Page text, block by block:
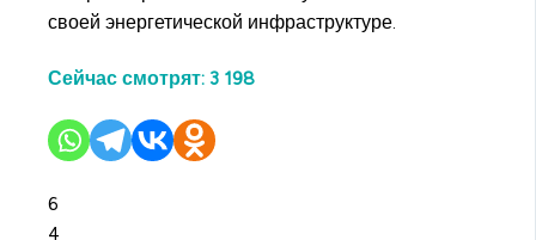
своей энергетической инфраструктуре.
Сейчас смотрят: 3 198
6
4